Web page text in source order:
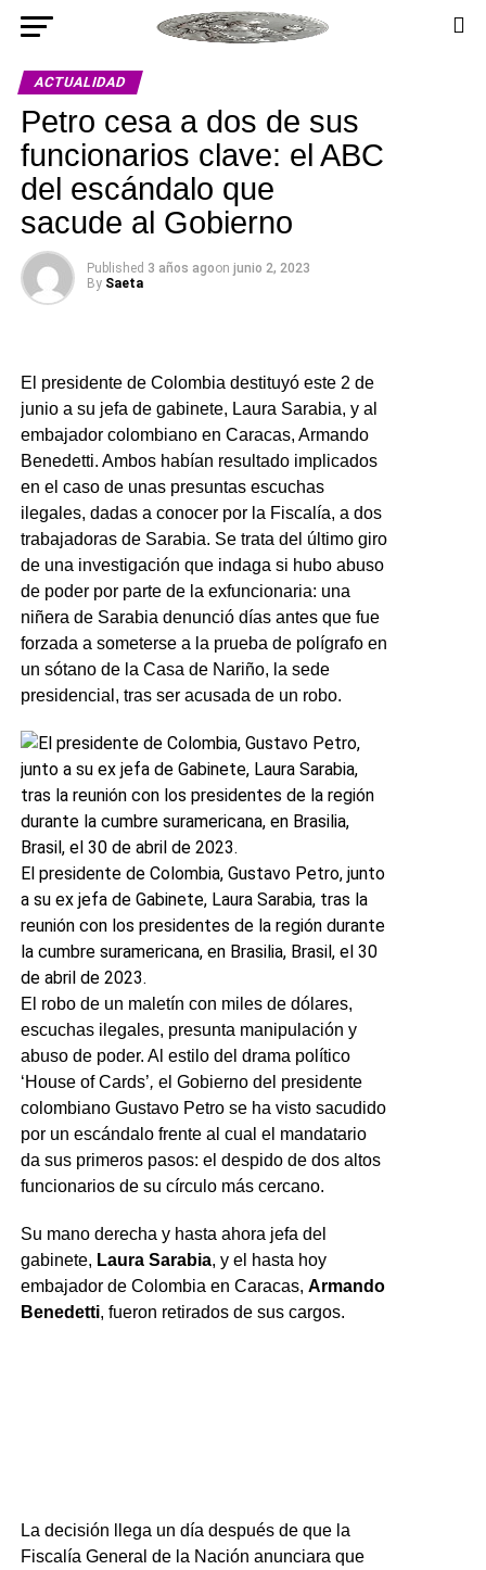
ACTUALIDAD
Petro cesa a dos de sus
funcionarios clave: el ABC
del escándalo que
sacude al Gobierno
Published 3 años agoon junio 2, 2023
By Saeta
El presidente de Colombia destituyó este 2 de
junio a su jefa de gabinete, Laura Sarabia, y al
embajador colombiano en Caracas, Armando
Benedetti. Ambos habían resultado implicados
en el caso de unas presuntas escuchas
ilegales, dadas a conocer por la Fiscalía, a dos
trabajadoras de Sarabia. Se trata del último giro
de una investigación que indaga si hubo abuso
de poder por parte de la exfuncionaria: una
niñera de Sarabia denunció días antes que fue
forzada a someterse a la prueba de polígrafo en
un sótano de la Casa de Nariño, la sede
presidencial, tras ser acusada de un robo.
El presidente de Colombia, Gustavo Petro, junto
a su ex jefa de Gabinete, Laura Sarabia, tras la
reunión con los presidentes de la región durante
la cumbre suramericana, en Brasilia, Brasil, el 30
de abril de 2023.
El robo de un maletín con miles de dólares,
escuchas ilegales, presunta manipulación y
abuso de poder. Al estilo del drama político
‘House of Cards’, el Gobierno del presidente
colombiano Gustavo Petro se ha visto sacudido
por un escándalo frente al cual el mandatario
da sus primeros pasos: el despido de dos altos
funcionarios de su círculo más cercano.
Su mano derecha y hasta ahora jefa del
gabinete, Laura Sarabia, y el hasta hoy
embajador de Colombia en Caracas, Armando
Benedetti, fueron retirados de sus cargos.
La decisión llega un día después de que la
Fiscalía General de la Nación anunciara que